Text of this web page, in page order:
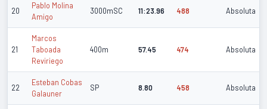
20
Pablo Molina
Amigo
3000mSC 11:23.96 488 Absoluta
21
Marcos
Taboada
Reviriego
400m 57.45 474 Absoluta
22
Esteban Cobas
Galauner
SP 8.80 458 Absoluta